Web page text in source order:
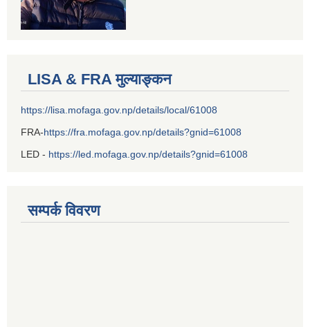
LISA & FRA मुल्याङ्कन
https://lisa.mofaga.gov.np/details/local/61008
FRA-https://fra.mofaga.gov.np/details?gnid=61008
LED - https://led.mofaga.gov.np/details?gnid=61008
सम्पर्क विवरण